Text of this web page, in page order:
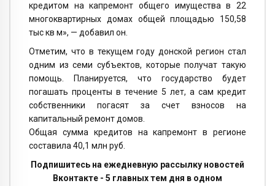
кредитом на капремонт общего имущества в 22
многоквартирных домах общей площадью 150,58
тыс кв м», — добавил он.
Отметим, что в текущем году донской регион стал
одним из семи субъектов, которые получат такую
помощь. Планируется, что государство будет
погашать проценты в течение 5 лет, а сам кредит
собственники погасят за счет взносов на
капитальный ремонт домов.
Общая сумма кредитов на капремонт в регионе
составила 40,1 млн руб.
Подпишитесь на ежедневную рассылку новостей
Вконтакте - 5 главных тем дня в одном